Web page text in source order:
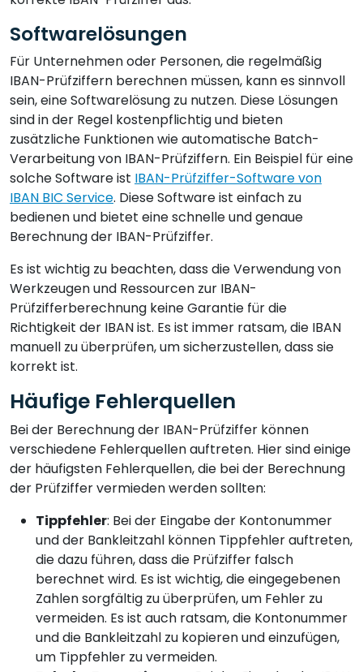
Softwarelösungen
Für Unternehmen oder Personen, die regelmäßig
IBAN-Prüfziffern berechnen müssen, kann es sinnvoll
sein, eine Softwarelösung zu nutzen. Diese Lösungen
sind in der Regel kostenpflichtig und bieten
zusätzliche Funktionen wie automatische Batch-
Verarbeitung von IBAN-Prüfziffern. Ein Beispiel für eine
solche Software ist IBAN-Prüfziffer-Software von
IBAN BIC Service. Diese Software ist einfach zu
bedienen und bietet eine schnelle und genaue
Berechnung der IBAN-Prüfziffer.
Es ist wichtig zu beachten, dass die Verwendung von
Werkzeugen und Ressourcen zur IBAN-
Prüfzifferberechnung keine Garantie für die
Richtigkeit der IBAN ist. Es ist immer ratsam, die IBAN
manuell zu überprüfen, um sicherzustellen, dass sie
korrekt ist.
Häufige Fehlerquellen
Bei der Berechnung der IBAN-Prüfziffer können
verschiedene Fehlerquellen auftreten. Hier sind einige
der häufigsten Fehlerquellen, die bei der Berechnung
der Prüfziffer vermieden werden sollten:
Tippfehler: Bei der Eingabe der Kontonummer
und der Bankleitzahl können Tippfehler auftreten,
die dazu führen, dass die Prüfziffer falsch
berechnet wird. Es ist wichtig, die eingegebenen
Zahlen sorgfältig zu überprüfen, um Fehler zu
vermeiden. Es ist auch ratsam, die Kontonummer
und die Bankleitzahl zu kopieren und einzufügen,
um Tippfehler zu vermeiden.